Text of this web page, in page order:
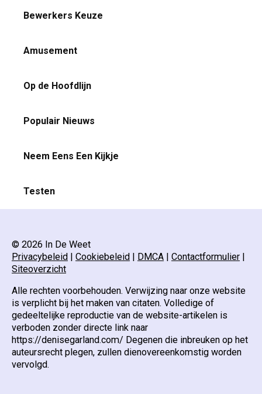
Bewerkers Keuze
Amusement
Op de Hoofdlijn
Populair Nieuws
Neem Eens Een Kijkje
Testen
© 2026 In De Weet
Privacybeleid
Cookiebeleid DMCA Contactformulier
Siteoverzicht
Alle rechten voorbehouden. Verwijzing naar onze website
is verplicht bij het maken van citaten. Volledige of
gedeeltelijke reproductie van de website-artikelen is
verboden zonder directe link naar
https://denisegarland.com/ Degenen die inbreuken op het
auteursrecht plegen, zullen dienovereenkomstig worden
vervolgd.